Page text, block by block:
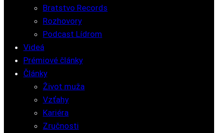
Bratstvo Records
Rozhovory
Podcast Lídrom
Videá
Prémiové články
Články
Život muža
Vzťahy
Kariéra
Zručnosti